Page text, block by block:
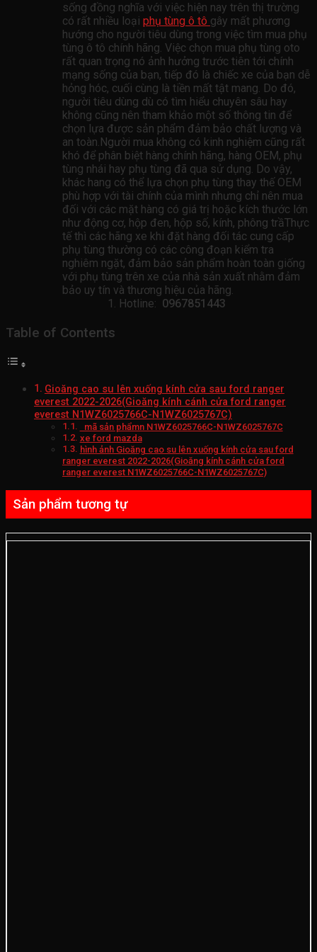
sống đồng nghĩa với việc hiện nay trên thị trường
có rất nhiều loại phụ tùng ô tô gây mất phương
hướng cho người tiêu dùng trong việc tìm mua phụ
tùng ô tô chính hãng. Việc chọn mua phụ tùng oto
rất quan trọng nó ảnh hưởng trước tiên tới chính
mạng sống của bạn, tiếp đó là chiếc xe của bạn dễ
hỏng hóc, cuối cùng là tiền mất tật mang. Do đó,
người tiêu dùng dù có tìm hiểu chuyên sâu hay
không cũng nên tham khảo một số thông tin để
chọn lựa được sản phẩm đảm bảo chất lượng và
an toàn.Người mua không có kinh nghiệm cũng rất
khó để phân biệt hàng chính hãng, hàng OEM, phụ
tùng nhái hay phụ tùng đã qua sử dụng. Do vậy,
khác hang có thể lựa chọn phụ tùng thay thế OEM
phù hợp với tài chính của mình nhưng chỉ nên mua
đối với các mặt hàng có giá trị hoặc kích thước lớn
như động cơ, hộp đen, hộp số, kính, phông trầThực
tế thì các hãng xe khi đặt hàng đối tác cung cấp
phụ tùng thường có các công đoạn kiểm tra
nghiêm ngặt, đảm bảo sản phẩm hoàn toàn giống
với phụ tùng trên xe của nhà sản xuất nhằm đảm
bảo uy tín và thương hiệu của hãng.
Hotline: 0967851443
Table of Contents
Gioăng cao su lên xuống kính cửa sau ford ranger
everest 2022-2026(Gioăng kính cánh cửa ford ranger
everest N1WZ6025766C-N1WZ6025767C)
mã sản phẩmn N1WZ6025766C-N1WZ6025767C
xe ford mazda
hình ảnh Gioăng cao su lên xuống kính cửa sau ford
ranger everest 2022-2026(Gioăng kính cánh cửa ford
ranger everest N1WZ6025766C-N1WZ6025767C)
Sản phẩm tương tự